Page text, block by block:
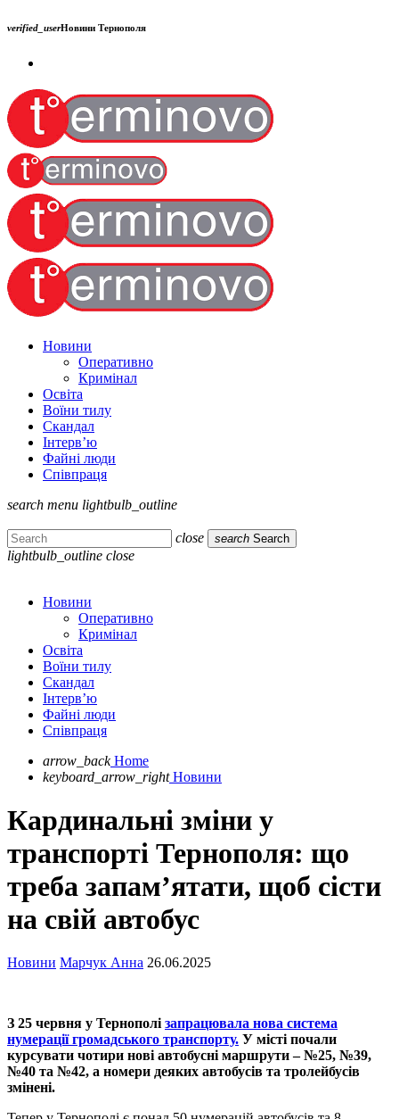
verified_userНовини Тернополя
Новини
Оперативно
Кримінал
Освіта
Воїни тилу
Скандал
Інтерв’ю
Файні люди
Співпраця
search menu lightbulb_outline
close search Search
lightbulb_outline close
Новини
Оперативно
Кримінал
Освіта
Воїни тилу
Скандал
Інтерв’ю
Файні люди
Співпраця
arrow_back Home
keyboard_arrow_right Новини
Кардинальні зміни у
транспорті Тернополя: що
треба запам’ятати, щоб сісти
на свій автобус
Новини Марчук Анна 26.06.2025
З 25 червня у Тернополізапрацювала нова система
нумерації громадського транспорту. У місті почали
курсувати чотири нові автобусні маршрути – №25, №39,
№40 та №42, а номери деяких автобусів та тролейбусів
змінені.